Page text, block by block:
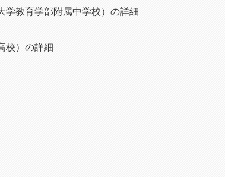
学教育学部附属中学校）の詳細
校）の詳細